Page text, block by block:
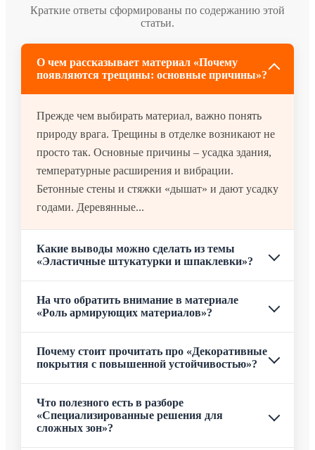
Краткие ответы сформированы по содержанию этой
статьи.
О чем рассказывает материал «Почему
появляются трещины: основные причины»?
Прежде чем выбирать материал, важно понять
природу врага. Трещины в отделке возникают не
просто так. Основные причины – усадка здания,
температурные расширения и вибрации.
Бетонные стены и стяжки «дышат» и дают усадку
годами. Деревянные...
Какие выводы можно сделать из темы
«Эластичные штукатурки и шпаклевки»?
На что обратить внимание в материале
«Роль армирующих материалов»?
Почему стоит прочитать про «Декоративные
покрытия с повышенной устойчивостью»?
Что полезного есть в разборе
«Специализированные решения для
сложных зон»?